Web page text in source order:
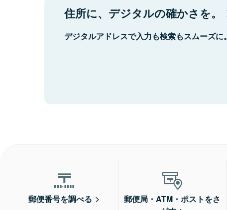
住所に、デジタルの確かさを。
デジタルアドレスで入力も検索もスムーズに。
郵便番号を調べる
郵便局・ATM・ポストをさ